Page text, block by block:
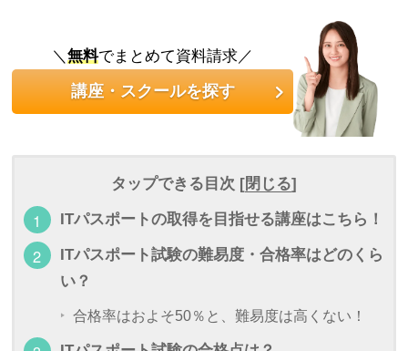
＼無料でまとめて資料請求／
講座・スクールを探す
タップできる目次 [閉じる]
ITパスポートの取得を目指せる講座はこちら！
ITパスポート試験の難易度・合格率はどのくら
い？
合格率はおよそ50％と、難易度は高くない！